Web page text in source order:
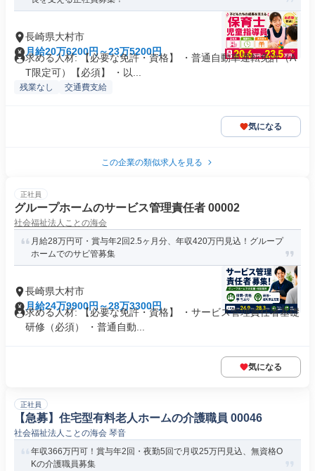
長崎県大村市
月給20万6200円～23万5200円
求める人材: 【必要な免許・資格】 ・普通自動車運転免許（A
T限定可）【必須】 ・以...
残業なし 交通費支給
気になる
この企業の類似求人を見る
正社員
グループホームのサービス管理責任者 00002
社会福祉法人ことの海会
月給28万円可・賞与年2回2.5ヶ月分、年収420万円見込！グループ
ホームでのサビ管募集
長崎県大村市
月給24万9900円～28万3300円
求める人材: 【必要な免許・資格】 ・サービス管理責任者基礎
研修（必須） ・普通自動...
気になる
正社員
【急募】住宅型有料老人ホームの介護職員 00046
社会福祉法人ことの海会 琴音
年収366万円可！賞与年2回・夜勤5回で月収25万円見込、無資格O
Kの介護職員募集